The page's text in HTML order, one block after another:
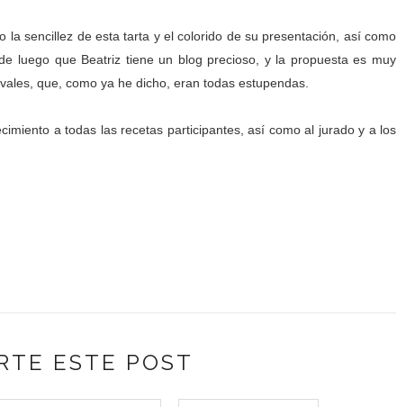
la sencillez de esta tarta y el colorido de su presentación, así como
luego que Beatriz tiene un blog precioso, y la propuesta es muy
que, como ya he dicho, eran todas estupendas.
a todas las recetas participantes, así como al jurado y a los
ESTE POST